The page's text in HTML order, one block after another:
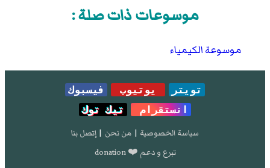
and Physics. 90. Auflage. (Internet-Version: 2010),
CRC Press/Taylor and Francis, Boca Raton, FL,
Compounds, S. 4-97
موسوعات ذات صلة :
موسوعة الكيمياء
تويتر يوتيوب
فيسبوك
انستقرام
تيك توك
سياسة الخصوصية | من نحن | إتصل بنا
تبرع و دعم ❤️ donation